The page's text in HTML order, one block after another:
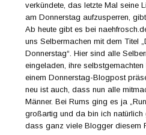
verkündete, das letzte Mal seine
am Donnerstag aufzusperren,
Ab heute gibt es bei
uns Selbermachen mit dem Titel
Donnerstag“. Hier sind alle
eingeladen, ihre
einem Donnerstag-Blogpost
neu ist auch, dass nun alle
Männer. Bei Rums ging es ja
großartig und da bin ich natürlich
dass ganz viele Blogger diesem